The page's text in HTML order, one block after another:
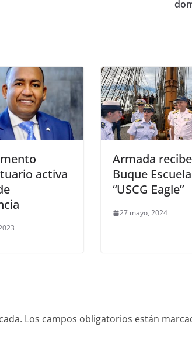
activa
Armada
Buque Escuela
“USCG Eagle”
27 mayo, 2024
Los campos obligatorios están